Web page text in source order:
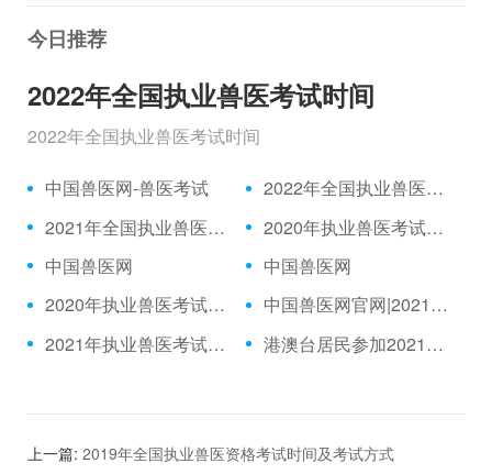
今日推荐
2022年全国执业兽医考试时间
2022年全国执业兽医考试时间
中国兽医网-兽医考试
2022年全国执业兽医考试时间
2021年全国执业兽医考试报名时间
2020年执业兽医考试题目|2021年执业兽医中国兽医网官网
中国兽医网
中国兽医网
2020年执业兽医考试推迟|执业兽医考试网
中国兽医网官网|2021年执业兽医考试
2021年执业兽医考试报名官网
港澳台居民参加2021年全国执业兽医资格考试及执业管理规定
上一篇: 2019年全国执业兽医资格考试时间及考试方式